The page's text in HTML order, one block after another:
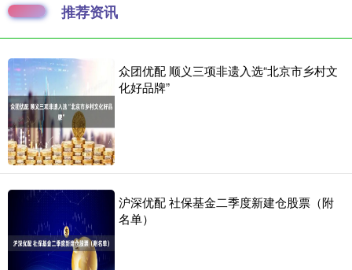
推荐资讯
众团优配 顺义三项非遗入选“北京市乡村文
化好品牌”
沪深优配 社保基金二季度新建仓股票（附
名单）